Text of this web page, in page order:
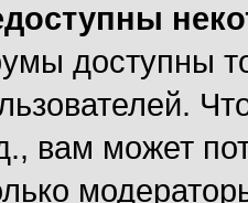
доступны
вам может